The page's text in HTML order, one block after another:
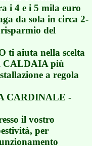
i 4 e i 5 mila euro
da sola in circa 2-
del
ti aiuta nella scelta
CALDAIA più
a regola
CARDINALE -
il vostro
per